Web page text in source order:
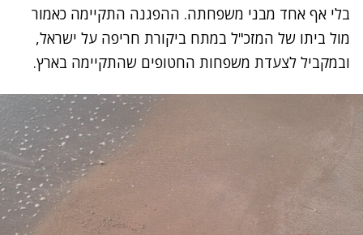
בלי אף אחד מבני משפחתה. ההפגנה התקיימה כאמור
מול ביתו של המזכ"ל במתח ביקורת חריפה על ישראל,
ובמקביל לצעדת משפחות החטופים שהתקיימה בארץ.